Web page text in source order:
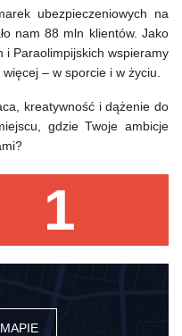
1
ubezpieczeniowych na
nam 88 mln klientów. Jako
i Paraolimpijskich wspieramy
– w sporcie i w życiu.
kreatywność i dążenie do
gdzie Twoje ambicje